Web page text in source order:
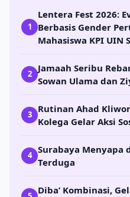
1
Lentera Fest 2026:
Berbasis Gender
Mahasiswa KPI UIN
2
Jamaah Seribu
Sowan Ulama dan
3
Rutinan Ahad
Kolega Gelar Aksi
4
Surabaya Menyapa
Terduga
Diba’ Kombinasi,